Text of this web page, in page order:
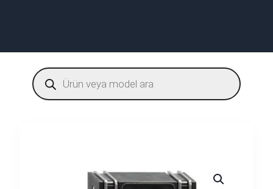
Products
search